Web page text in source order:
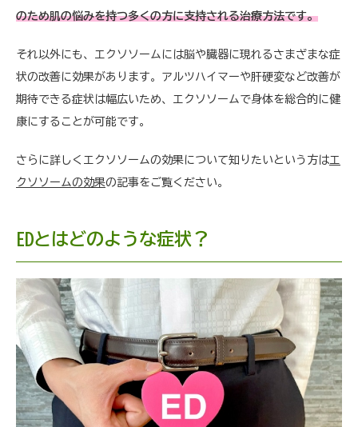
のため肌の悩みを持つ多くの方に支持される治療方法です。
それ以外にも、エクソソームには脳や臓器に現れるさまざまな症
状の改善に効果があります。アルツハイマーや肝硬変など改善が
期待できる症状は幅広いため、エクソソームで身体を総合的に健
康にすることが可能です。
さらに詳しくエクソソームの効果について知りたいという方はエ
クソソームの効果の記事をご覧ください。
EDとはどのような症状？